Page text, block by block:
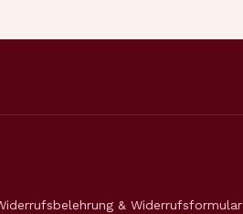
& Widerrufsformular